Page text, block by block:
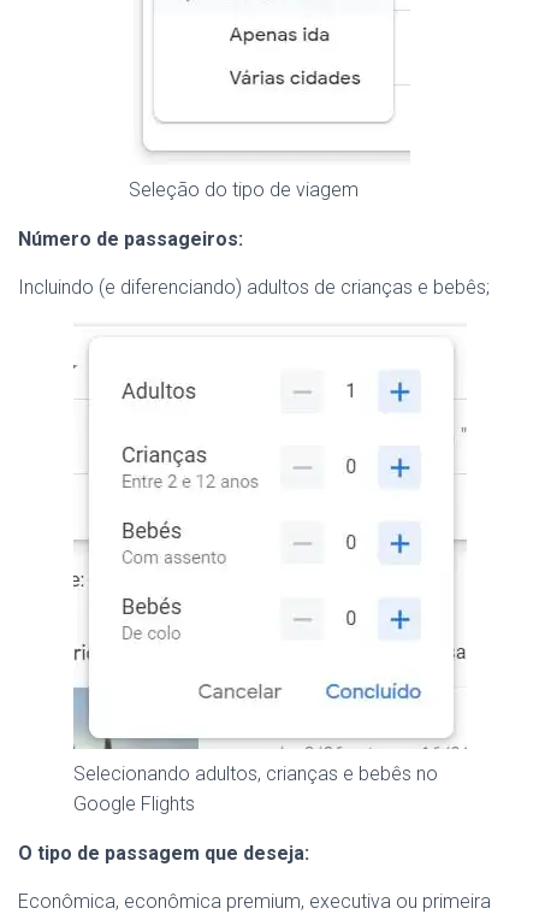
Seleção do tipo de viagem
Número de passageiros:
Incluindo (e diferenciando) adultos de crianças e bebês;
Selecionando adultos, crianças e bebês no
Google Flights
O tipo de passagem que deseja:
Econômica, econômica premium, executiva ou primeira